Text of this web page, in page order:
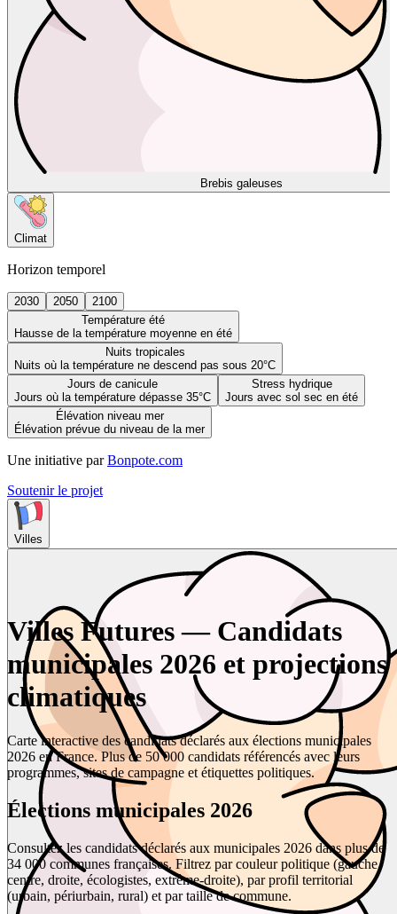
Brebis galeuses
Climat
Horizon temporel
2030 2050
2100
Température été
Hausse de la température moyenne en été
Nuits tropicales
Nuits où la température ne descend pas sous 20°C
Jours de canicule
Jours où la température dépasse 35°C
Stress hydrique
Jours avec sol sec en été
Élévation niveau mer
Élévation prévue du niveau de la mer
Une initiative par Bonpote.com
Soutenir le projet
Villes
Villes Futures — Candidats
municipales 2026 et projections
climatiques
Carte interactive des candidats déclarés aux élections municipales
2026 en France. Plus de 50 000 candidats référencés avec leurs
programmes, sites de campagne et étiquettes politiques.
Élections municipales 2026
Consultez les candidats déclarés aux municipales 2026 dans plus de
34 000 communes françaises. Filtrez par couleur politique (gauche,
centre, droite, écologistes, extrême-droite), par profil territorial
(urbain, périurbain, rural) et par taille de commune.